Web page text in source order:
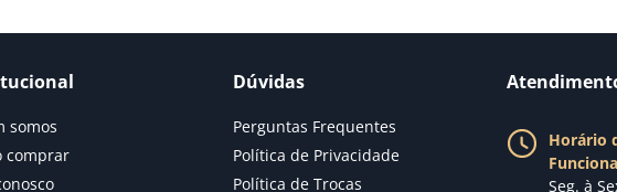
somos
comprar
Dúvidas
Perguntas Frequentes
Política de Privacidade
Política de Trocas
Horário
Seg. à